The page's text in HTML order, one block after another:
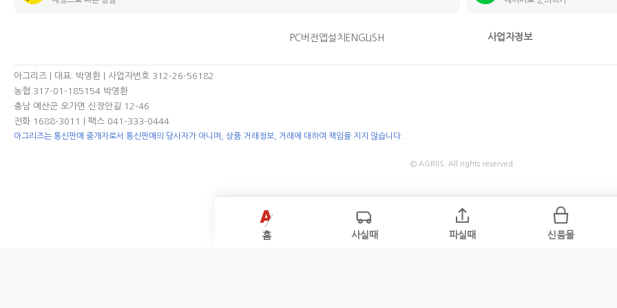
PC버전 앱설치 ENGLISH 사업자정보
아그리즈 | 대표: 박영환 | 사업자번호 312-26-56182
농협 317-01-185154 박영환
충남 예산군 오가면 신장안길 12-46
전화 1688-3011
| 팩스 041-333-0444
아그리즈는 통신판매 중개자로서 통신판매의 당사자가 아니며, 상품.거래정보, 거래에 대하여 책임을 지지 않습니다.
© AGRIIS. All rights reserved.
홈 사실때 파실때 신품몰